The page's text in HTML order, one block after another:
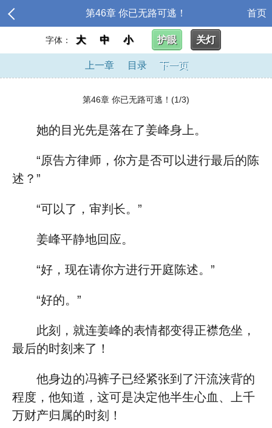
第46章 你已无路可逃！ 首页
字体： 大 中 小 护眼 关灯
上一章 目录 下一页
第46章 你已无路可逃！(1/3)
她的目光先是落在了姜峰身上。
“原告方律师，你方是否可以进行最后的陈
述？”
“可以了，审判长。”
姜峰平静地回应。
“好，现在请你方进行开庭陈述。”
“好的。”
此刻，就连姜峰的表情都变得正襟危坐，
最后的时刻来了！
他身边的冯裤子已经紧张到了汗流浃背的
程度，他知道，这可是决定他半生心血、上千
万财产归属的时刻！